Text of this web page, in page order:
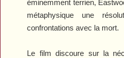
éminemment terrien,
métaphysique une
confrontations avec la mort.
Le film discoure sur la